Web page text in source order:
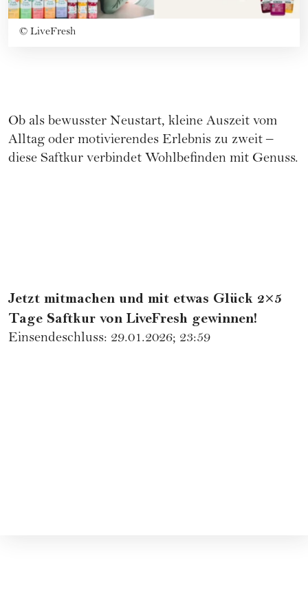
© LiveFresh
Ob als bewusster Neustart, kleine Auszeit vom
Alltag oder motivierendes Erlebnis zu zweit –
diese Saftkur verbindet Wohlbefinden mit Genuss.
Jetzt mitmachen und mit etwas Glück 2×5
Tage Saftkur von LiveFresh gewinnen!
Einsendeschluss: 29.01.2026; 23:59